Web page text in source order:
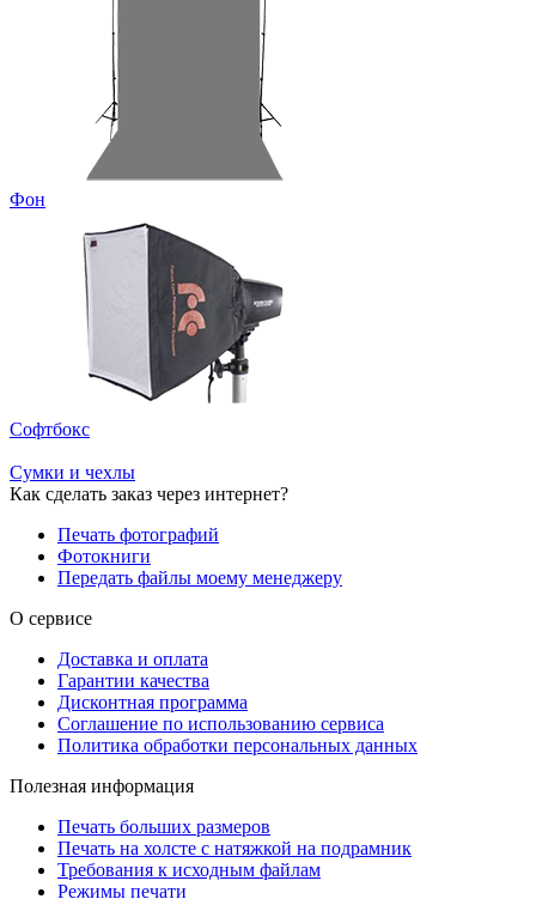
Фон
Софтбокс
Сумки и чехлы
Как сделать заказ через интернет?
Печать фотографий
Фотокниги
Передать файлы моему менеджеру
О сервисе
Доставка и оплата
Гарантии качества
Дисконтная программа
Соглашение по использованию сервиса
Политика обработки персональных данных
Полезная информация
Печать больших размеров
Печать на холсте c натяжкой на подрамник
Требования к исходным файлам
Режимы печати